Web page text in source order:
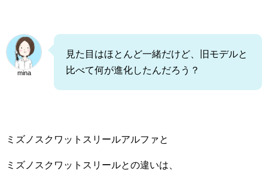
mina
見た目はほとんど一緒だけど、旧モデルと
比べて何が進化したんだろう？
ミズノスクワットスリールアルファと
ミズノスクワットスリールとの違いは、